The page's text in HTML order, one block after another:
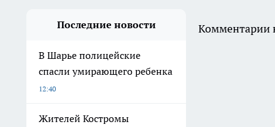
Последние новости
В Шарье полицейские
спасли умирающего ребенка
12:40
Жителей Костромы
Комментарии